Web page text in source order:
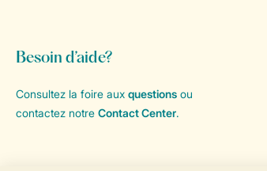
Besoin d’aide?
Consultez la foire aux questions ou
contactez notre Contact Center.